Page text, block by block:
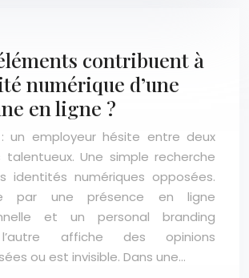
contribuent à
numérique d’une
en ligne ?
un employeur hésite entre deux
talentueux. Une simple recherche
identités numériques opposées.
par une présence en ligne
et un personal branding
affiche des opinions
ou est invisible. Dans une…